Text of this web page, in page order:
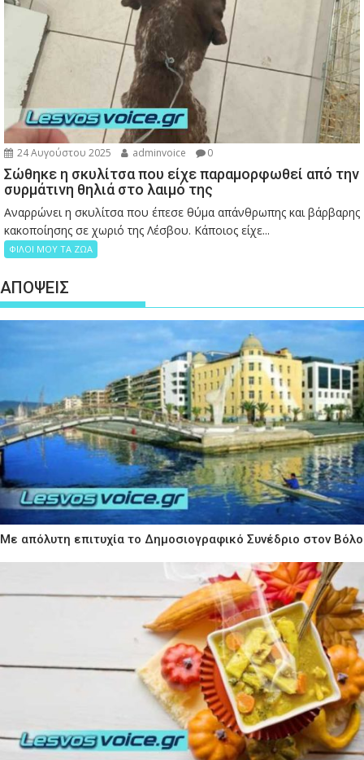
24 Αυγούστου 2025 adminvoice 0
Σώθηκε η σκυλίτσα που είχε παραμορφωθεί από την
συρμάτινη θηλιά στο λαιμό της
Αναρρώνει η σκυλίτσα που έπεσε θύμα απάνθρωπης και βάρβαρης
κακοποίησης σε χωριό της Λέσβου. Κάποιος είχε...
ΦΙΛΟΙ ΜΟΥ ΤΑ ΖΩΑ
ΑΠΟΨΕΙΣ
Με απόλυτη επιτυχία το Δημοσιογραφικό Συνέδριο στον Βόλο